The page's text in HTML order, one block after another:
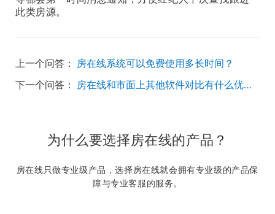
此类房源。
上一个问答： 房在线系统可以免费使用多长时间？
下一个问答：
房在线和市面上其他软件对比有什么优势？
为什么要选择房在线的产品？
房在线只做专业级产品，选择房在线就会拥有专业级的产品保
障与专业客服的服务。